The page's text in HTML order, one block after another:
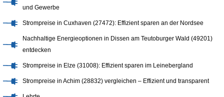
und Gewerbe
Strompreise in Cuxhaven (27472): Effizient sparen an der Nordsee
Nachhaltige Energieoptionen in Dissen am Teutoburger Wald (49201)
entdecken
Strompreise in Elze (31008): Effizient sparen im Leinebergland
Strompreise in Achim (28832) vergleichen – Effizient und transparent